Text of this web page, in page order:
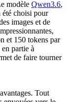
modèle Qwen3.6,
été choisi pour
images et de
et 150 tokens par
partie à
de faire tourner
Tout